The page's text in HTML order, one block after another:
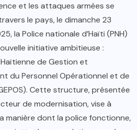
et les attaques armées se
le pays, le dimanche 23
la Police nationale d’Haïti (PNH)
initiative ambitieuse :
de Gestion et
du Personnel Opérationnel et de
Cette structure, présentée
de modernisation, vise à
manière dont la police fonctionne,